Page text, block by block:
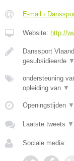
E-mail ›
Website: http://
Danssport
gesubsidieerde ▼
ondersteuning
opleiding van ▼
Openingstijden ▼
Laatste tweets ▼
Sociale media: